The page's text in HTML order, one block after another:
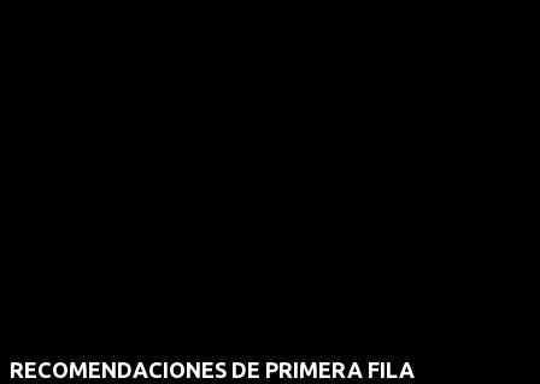
RECOMENDACIONES DE PRIMERA FILA